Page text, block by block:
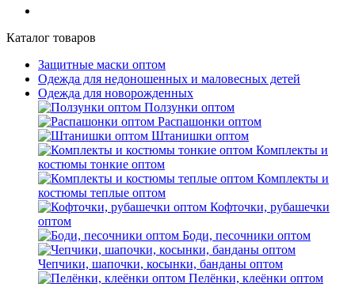
Каталог товаров
Защитные маски оптом
Одежда для недоношенных и маловесных детей
Одежда для новорожденных
Ползунки оптом
Распашонки оптом
Штанишки оптом
Комплекты и
костюмы тонкие оптом
Комплекты и
костюмы теплые оптом
Кофточки, рубашечки
оптом
Боди, песочники оптом
Чепчики, шапочки, косынки, банданы оптом
Пелёнки, клеёнки оптом